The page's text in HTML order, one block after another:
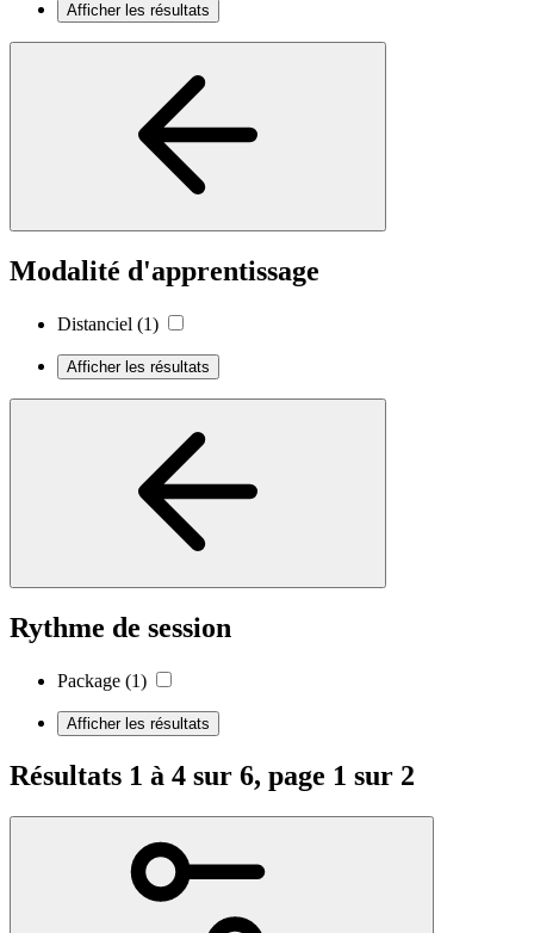
Afficher les résultats
Modalité d'apprentissage
Distanciel (1)
Afficher les résultats
Rythme de session
Package (1)
Afficher les résultats
Résultats 1 à 4 sur 6, page 1 sur 2